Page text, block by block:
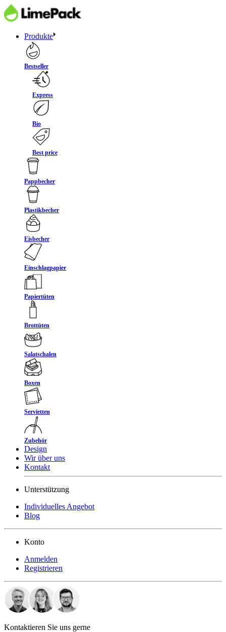
Produkte
Bestseller
Express
Bio
Best price
Pappbecher
Plastikbecher
Eisbecher
Einschlagpapier
Papiertüten
Brottüten
Salatschalen
Boxen
Servietten
Zubehör
Design
Wir über uns
Kontakt
Unterstützung
Individuelles Angebot
Blog
Konto
Anmelden
Registrieren
Kontaktieren Sie uns gerne